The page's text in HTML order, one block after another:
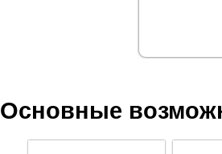
Основные